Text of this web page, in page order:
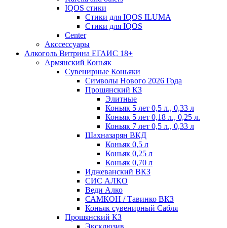
IQOS стики
Стики для IQOS ILUMA
Стики для IQOS
Сenter
Акссессуары
Алкоголь Витрина ЕГАИС 18+
Армянский Коньяк
Сувенирные Коньяки
Символы Нового 2026 Года
Прошянский КЗ
Элитные
Коньяк 5 лет 0,5 л., 0,33 л
Коньяк 5 лет 0,18 л., 0,25 л.
Коньяк 7 лет 0,5 л., 0,33 л
Шахназарян ВКД
Коньяк 0,5 л
Коньяк 0,25 л
Коньяк 0,70 л
Иджеванский ВКЗ
СИС АЛКО
Веди Алко
САМКОН / Тавинко ВКЗ
Коньяк сувенирный Сабля
Прошянский КЗ
Эксклюзив